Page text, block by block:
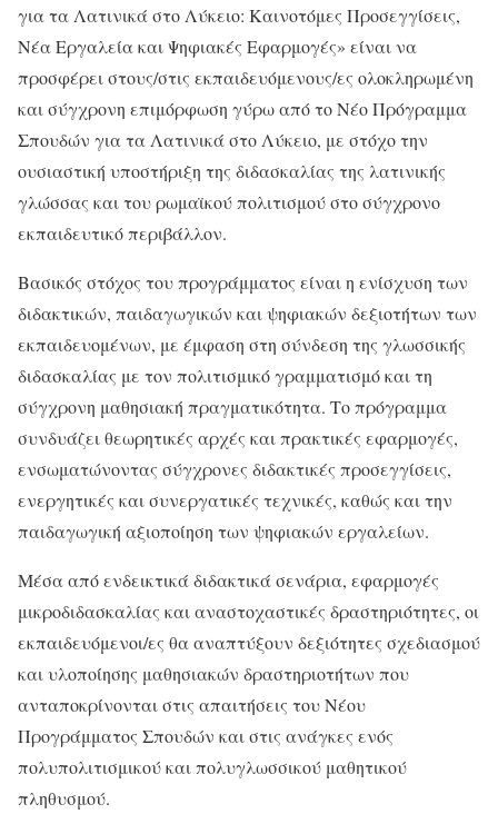
για τα Λατινικά στο Λύκειο: Καινοτόμες Προσεγγίσεις,
Νέα Εργαλεία και Ψηφιακές Εφαρμογές» είναι να
προσφέρει στους/στις εκπαιδευόμενους/ες ολοκληρωμένη
και σύγχρονη επιμόρφωση γύρω από το Νέο Πρόγραμμα
Σπουδών για τα Λατινικά στο Λύκειο, με στόχο την
ουσιαστική υποστήριξη της διδασκαλίας της λατινικής
γλώσσας και του ρωμαϊκού πολιτισμού στο σύγχρονο
εκπαιδευτικό περιβάλλον.
Βασικός στόχος του προγράμματος είναι η ενίσχυση των
διδακτικών, παιδαγωγικών και ψηφιακών δεξιοτήτων των
εκπαιδευομένων, με έμφαση στη σύνδεση της γλωσσικής
διδασκαλίας με τον πολιτισμικό γραμματισμό και τη
σύγχρονη μαθησιακή πραγματικότητα. Το πρόγραμμα
συνδυάζει θεωρητικές αρχές και πρακτικές εφαρμογές,
ενσωματώνοντας σύγχρονες διδακτικές προσεγγίσεις,
ενεργητικές και συνεργατικές τεχνικές, καθώς και την
παιδαγωγική αξιοποίηση των ψηφιακών εργαλείων.
Μέσα από ενδεικτικά διδακτικά σενάρια, εφαρμογές
μικροδιδασκαλίας και αναστοχαστικές δραστηριότητες, οι
εκπαιδευόμενοι/ες θα αναπτύξουν δεξιότητες σχεδιασμού
και υλοποίησης μαθησιακών δραστηριοτήτων που
ανταποκρίνονται στις απαιτήσεις του Νέου
Προγράμματος Σπουδών και στις ανάγκες ενός
πολυπολιτισμικού και πολυγλωσσικού μαθητικού
πληθυσμού.